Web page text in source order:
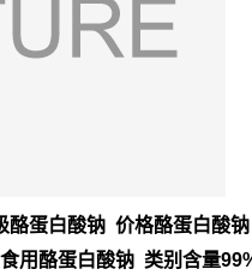
蛋白酸钠 价格酪蛋白酸
用酪蛋白酸钠 类别含量